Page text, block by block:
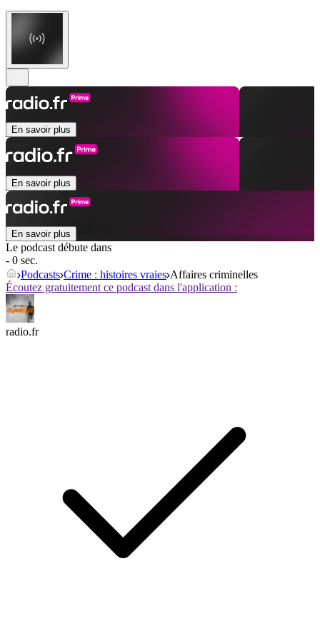
En savoir plus
En savoir plus
En savoir plus
Le podcast débute dans
- 0 sec.
Podcasts Crime : histoires vraies Affaires criminelles
Écoutez gratuitement ce podcast dans l'application :
radio.fr